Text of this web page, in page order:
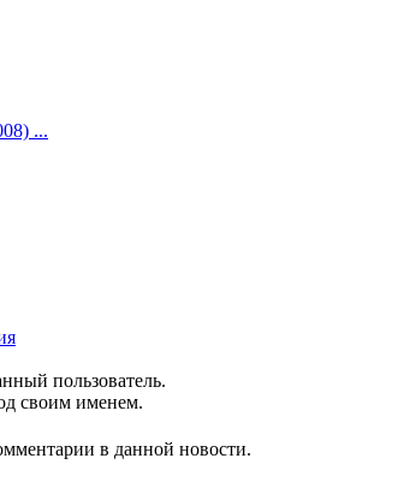
...
пользователь.
своим именем.
в данной новости.